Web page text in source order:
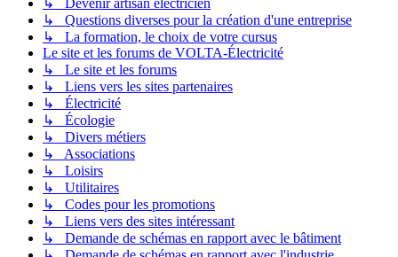
↳ Devenir artisan électricien
↳ Questions diverses pour la création d'une entreprise
↳ La formation, le choix de votre cursus
Le site et les forums de VOLTA-Électricité
↳ Le site et les forums
↳ Liens vers les sites partenaires
↳ Électricité
↳ Écologie
↳ Divers métiers
↳ Associations
↳ Loisirs
↳ Utilitaires
↳ Codes pour les promotions
↳ Liens vers des sites intéressant
↳ Demande de schémas en rapport avec le bâtiment